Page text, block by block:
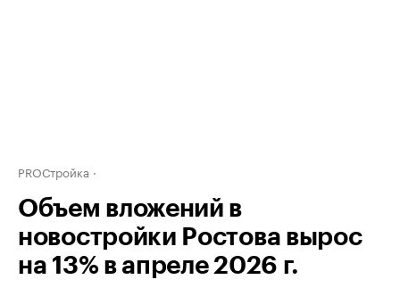
PROСтройка
Объем вложений в
новостройки Ростова вырос
на 13% в апреле 2026 г.